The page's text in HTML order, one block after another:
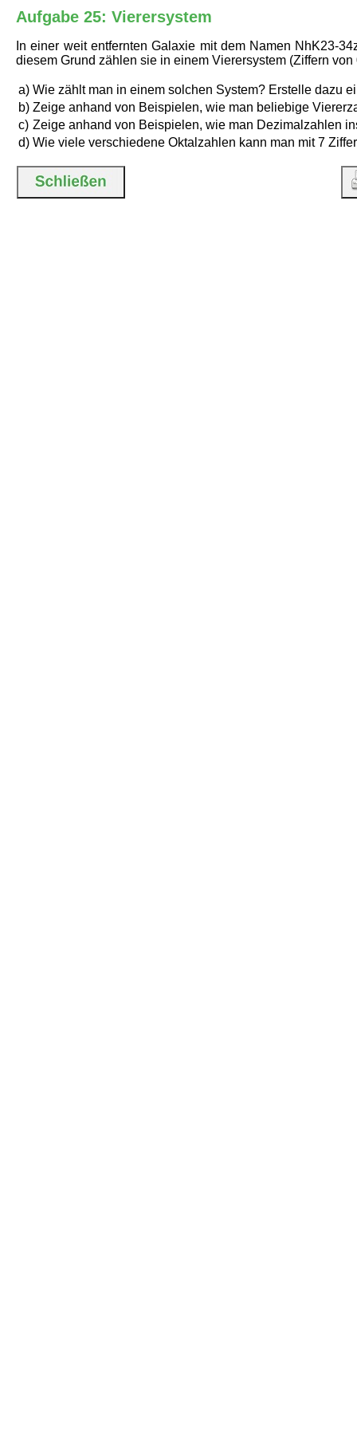
Aufgabe 25: Vierersystem
In einer weit entfernten Galaxie mit dem Namen NhK23-
diesem Grund zählen sie in einem Vierersystem (Ziffern von
a) Wie zählt man in einem solchen System? Erstelle dazu
b) Zeige anhand von Beispielen, wie man beliebige
c) Zeige anhand von Beispielen, wie man Dezimalzahlen
d) Wie viele verschiedene Oktalzahlen kann man mit 7